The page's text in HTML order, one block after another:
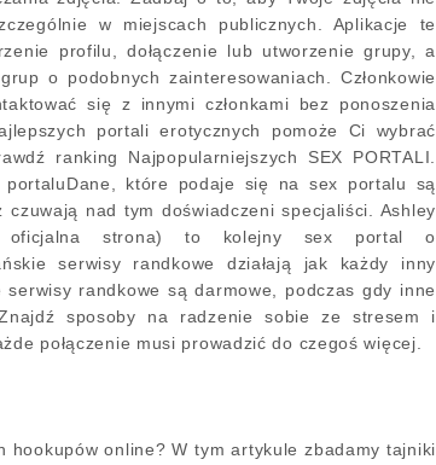
w miejscach publicznych. Aplikacje te
profilu, dołączenie lub utworzenie grupy, a
o podobnych zainteresowaniach. Członkowie
się z innymi członkami bez ponoszenia
portali erotycznych pomoże Ci wybrać
ranking Najpopularniejszych SEX PORTALI.
portaluDane, które podaje się na sex portalu są
czuwają nad tym doświadczeni specjaliści. Ashley
oficjalna strona) to kolejny sex portal o
serwisy randkowe działają jak każdy inny
randkowe są darmowe, podczas gdy inne
sposoby na radzenie sobie ze stresem i
połączenie musi prowadzić do czegoś więcej.
hookupów online? W tym artykule zbadamy tajniki